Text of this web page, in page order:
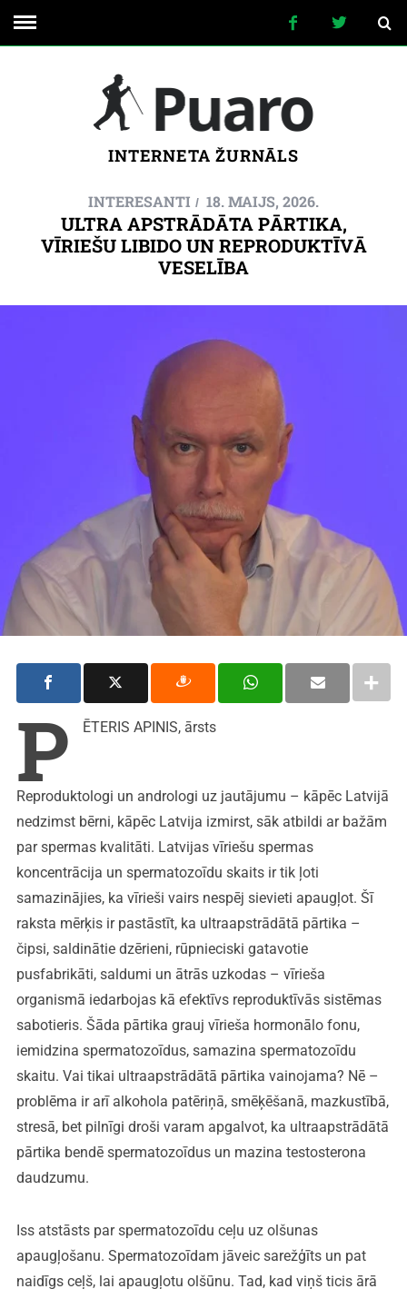
INTERNETA ŽURNĀLS
INTERESANTI 18. MAIJS, 2026.
ULTRA APSTRĀDĀTA PĀRTIKA,
VĪRIEŠU LIBIDO UN REPRODUKTĪVĀ
VESELĪBA
P ĒTERIS APINIS, ārsts
Reproduktologi un andrologi uz jautājumu – kāpēc Latvijā
nedzimst bērni, kāpēc Latvija izmirst, sāk atbildi ar bažām
par spermas kvalitāti. Latvijas vīriešu spermas
koncentrācija un spermatozoīdu skaits ir tik ļoti
samazinājies, ka vīrieši vairs nespēj sievieti apaugļot. Šī
raksta mērķis ir pastāstīt, ka ultraapstrādātā pārtika –
čipsi, saldinātie dzērieni, rūpnieciski gatavotie
pusfabrikāti, saldumi un ātrās uzkodas – vīrieša
organismā iedarbojas kā efektīvs reproduktīvās sistēmas
sabotieris. Šāda pārtika grauj vīrieša hormonālo fonu,
iemidzina spermatozoīdus, samazina spermatozoīdu
skaitu. Vai tikai ultraapstrādātā pārtika vainojama? Nē –
problēma ir arī alkohola patēriņā, smēķēšanā, mazkustībā,
stresā, bet pilnīgi droši varam apgalvot, ka ultraapstrādātā
pārtika bendē spermatozoīdus un mazina testosterona
daudzumu.
Iss atstāsts par spermatozoīdu ceļu uz olšunas
apaugļošanu. Spermatozoīdam jāveic sarežģīts un pat
naidīgs ceļš, lai apaugļotu olšūnu. Tad, kad viņš ticis ārā